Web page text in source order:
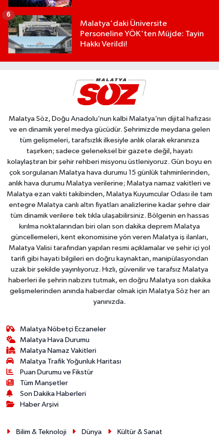
Malatya'daki Üniversite
Personeline YÖK'ten Müjde: Tayin
Hakkı Verildi!
6
Malatya Söz, Doğu Anadolu’nun kalbi Malatya’nın dijital hafızası
ve en dinamik yerel medya gücüdür. Şehrimizde meydana gelen
tüm gelişmeleri, tarafsızlık ilkesiyle anlık olarak ekranınıza
taşırken; sadece geleneksel bir gazete değil, hayatı
kolaylaştıran bir şehir rehberi misyonu üstleniyoruz. Gün boyu en
çok sorgulanan Malatya hava durumu 15 günlük tahminlerinden,
anlık hava durumu Malatya verilerine; Malatya namaz vakitleri ve
Malatya ezan vakti takibinden, Malatya Kuyumcular Odası ile tam
entegre Malatya canlı altın fiyatları analizlerine kadar şehre dair
tüm dinamik verilere tek tıkla ulaşabilirsiniz. Bölgenin en hassas
kırılma noktalarından biri olan son dakika deprem Malatya
güncellemeleri, kent ekonomisine yön veren Malatya iş ilanları,
Malatya Valisi tarafından yapılan resmi açıklamalar ve şehir içi yol
tarifi gibi hayati bilgileri en doğru kaynaktan, manipülasyondan
uzak bir şekilde yayınlıyoruz. Hızlı, güvenilir ve tarafsız Malatya
haberleri ile şehrin nabzını tutmak, en doğru Malatya son dakika
gelişmelerinden anında haberdar olmak için Malatya Söz her an
yanınızda.
Malatya Nöbetçi Eczaneler
Malatya Hava Durumu
Malatya Namaz Vakitleri
Malatya Trafik Yoğunluk Haritası
Puan Durumu ve Fikstür
Tüm Manşetler
Son Dakika Haberleri
Haber Arşivi
Bilim & Teknoloji Dünya Kültür & Sanat